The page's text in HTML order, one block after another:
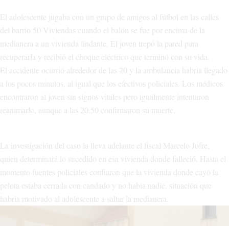
El adolescente jugaba con un grupo de amigos al fútbol en las calles
del barrio 50 Viviendas cuando el balón se fue por encima de la
medianera a un vivienda lindante. El joven trepó la pared para
recuperarla y recibió el choque eléctrico que terminó con su vida.
El accidente ocurrió alrededor de las 20 y la ambulancia habría llegado
a los pocos minutos, al igual que los efectivos policiales. Los médicos
encontraron al joven sin signos vitales pero igualmente intentaron
reanimarlo, aunque a las 20.50 confirmaron su muerte.
La investigación del caso la lleva adelante el fiscal Marcelo Jofre,
quien determinará lo sucedido en esa vivienda donde falleció. Hasta el
momento fuentes policiales confiaron que la vivienda donde cayó la
pelota estaba cerrada con candado y no había nadie, situación que
habría motivado al adolescente a saltar la medianera.